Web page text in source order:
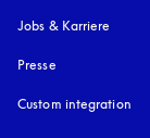
Jobs & Karriere
Presse
Custom integration